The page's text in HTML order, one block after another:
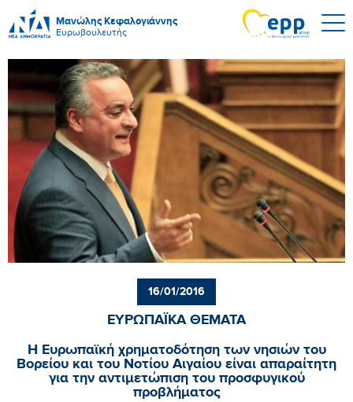
Μανώλης Κεφαλογιάννης
Ευρωβουλευτής
16/01/2016
ΕΥΡΩΠΑΪΚΑ ΘΕΜΑΤΑ
Η Ευρωπαϊκή χρηματοδότηση των νησιών του
Βορείου και του Νοτίου Αιγαίου είναι απαραίτητη
για την αντιμετώπιση του προσφυγικού
προβλήματος